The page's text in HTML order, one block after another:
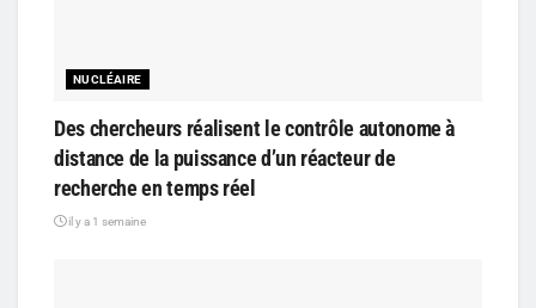
NUCLÉAIRE
Des chercheurs réalisent le contrôle autonome à
distance de la puissance d’un réacteur de
recherche en temps réel
il y a 1 semaine